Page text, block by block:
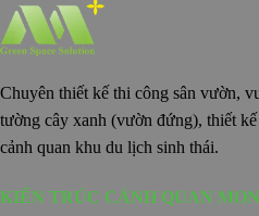
Chuyên thiết kế thi công sân vườn,
tường cây xanh (vườn đứng), thiết
cảnh quan khu du lịch sinh thái.
KIẾN TRÚC CẢNH QUAN